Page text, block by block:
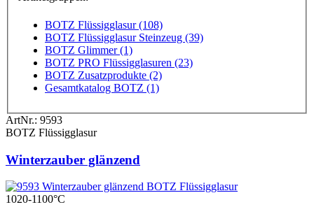
BOTZ Flüssigglasur (108)
BOTZ Flüssigglasur Steinzeug (39)
BOTZ Glimmer (1)
BOTZ PRO Flüssigglasuren (23)
BOTZ Zusatzprodukte (2)
Gesamtkatalog BOTZ (1)
ArtNr.: 9593
BOTZ Flüssigglasur
Winterzauber glänzend
1020-1100°C